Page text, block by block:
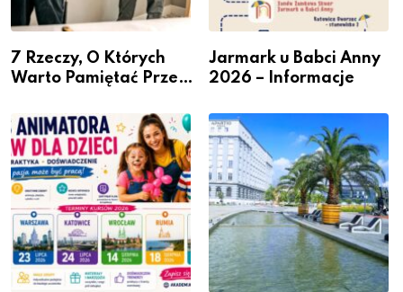
7 Rzeczy, O Których
Warto Pamiętać Przed
Jarmark u Babci Anny
2026 – Informacje